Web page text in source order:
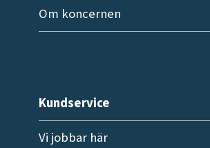
Om koncernen
Kundservice
Vi jobbar här